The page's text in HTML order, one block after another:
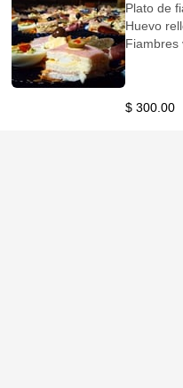
Plato de fiambre
Huevo
Fiambres
$ 300.00